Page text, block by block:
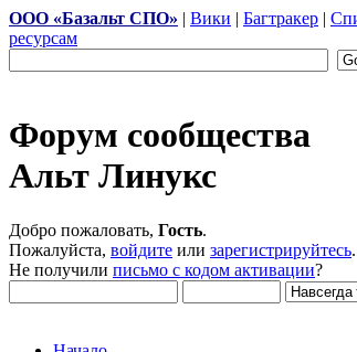
ООО «Базальт СПО» | Вики | Багтракер |
ресурсам
Форум сообщества
Альт Линукс
Добро пожаловать, Гость.
Пожалуйста, войдите или зарегистрируйтесь.
Не получили письмо с кодом активации?